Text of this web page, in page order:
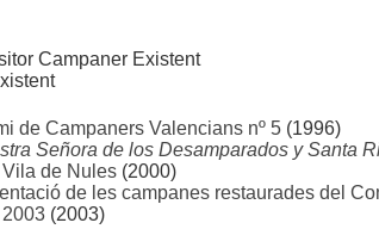
Campaner Existent
de Campaners Valencians nº 5 (1996)
Señora de los Desamparados y Santa
de Nules (2000)
de les campanes restaurades del
(2003)